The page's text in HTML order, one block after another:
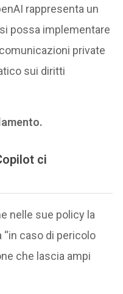
rappresenta un
possa implementare
private
sui diritti
ci
nelle sue policy la
caso di pericolo
che lascia ampi